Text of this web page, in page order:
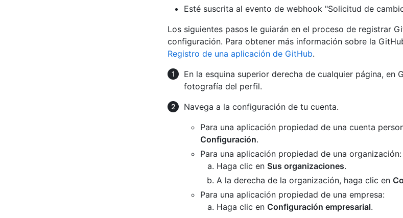
Esté suscrita al evento de webhook "Solicitud de
Los siguientes pasos le guiarán en el proceso de registrar
configuración. Para obtener más información sobre la
Registro de una aplicación de GitHub.
En la esquina superior derecha de cualquier página, en
fotografía del perfil.
Navega a la configuración de tu cuenta.
Para una aplicación propiedad de una cuenta
Configuración.
Para una aplicación propiedad de una organización:
Haga clic en Sus organizaciones.
A la derecha de la organización, haga clic en
Para una aplicación propiedad de una empresa:
Haga clic en Configuración empresarial.